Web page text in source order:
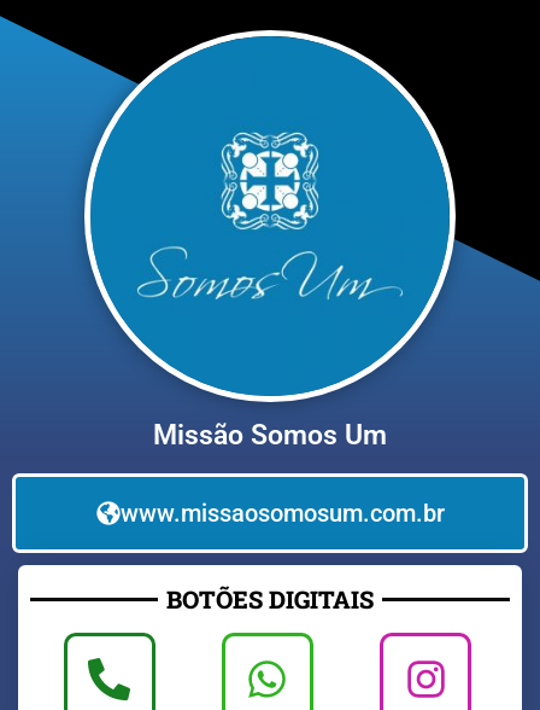
Missão Somos Um
www.missaosomosum.com.br
BOTÕES DIGITAIS